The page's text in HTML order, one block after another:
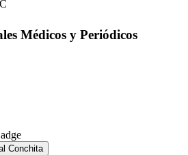
Médicos y Periódicos
Conchita